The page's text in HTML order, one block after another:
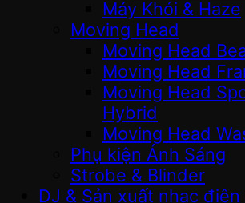
Máy Khói & Haze
Moving Head
Moving Head
Moving Head
Moving Head
Hybrid
Moving Head
Phụ kiện Ánh Sáng
Strobe & Blinder
DJ & Sản xuất nhạc